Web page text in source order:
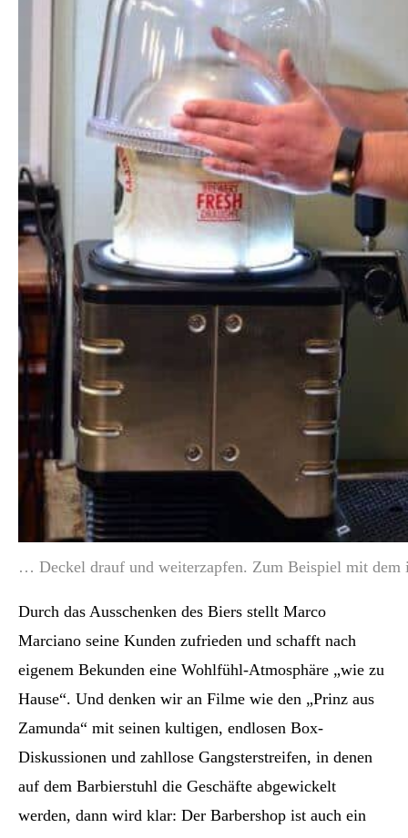
… Deckel drauf und weiterzapfen. Zum Beispiel mit
Durch das Ausschenken des Biers stellt Marco
Marciano seine Kunden zufrieden und schafft nach
eigenem Bekunden eine Wohlfühl-Atmosphäre „wie zu
Hause“. Und denken wir an Filme wie den „Prinz aus
Zamunda“ mit seinen kultigen, endlosen Box-
Diskussionen und zahllose Gangsterstreifen, in denen
auf dem Barbierstuhl die Geschäfte abgewickelt
werden, dann wird klar: Der Barbershop ist auch ein